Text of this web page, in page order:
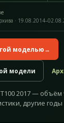
·
моделью→
модели
2017 — объём
другие